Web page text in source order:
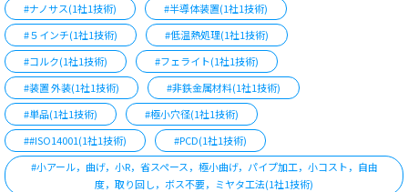
#ナノサス(1社1技術)
#半導体装置(1社1技術)
#５インチ(1社1技術)
#低温熱処理(1社1技術)
#コルク(1社1技術)
#フェライト(1社1技術)
#装置 外装(1社1技術)
#非鉄金属材料(1社1技術)
#単品(1社1技術)
#極小穴径(1社1技術)
##ISO14001(1社1技術)
#PCD(1社1技術)
#小アール，曲げ，小R，省スペース，極小曲げ，パイプ加工，小コスト，自由
度，取り回し，ボス不要，ミヤタ工法(1社1技術)